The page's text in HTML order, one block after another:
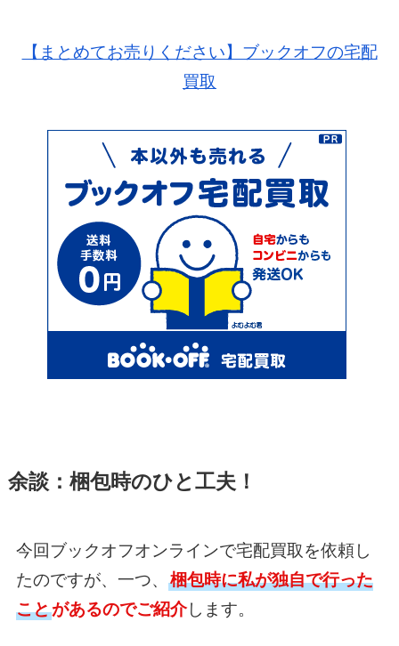
【まとめてお売りください】ブックオフの宅配
買取
余談：梱包時のひと工夫！
今回ブックオフオンラインで宅配買取を依頼し
たのですが、一つ、 梱包時に私が独自で行った
ことがあるのでご紹介します。